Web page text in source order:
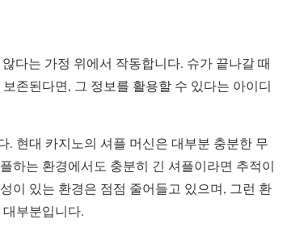
다는 가정 위에서 작동합니다. 슈가 끝나갈 때
존된다면, 그 정보를 활용할 수 있다는 아이디
. 현대 카지노의 셔플 머신은 대부분 충분한 무
하는 환경에서도 충분히 긴 셔플이라면 추적이
이 있는 환경은 점점 줄어들고 있으며, 그런 환
부분입니다.